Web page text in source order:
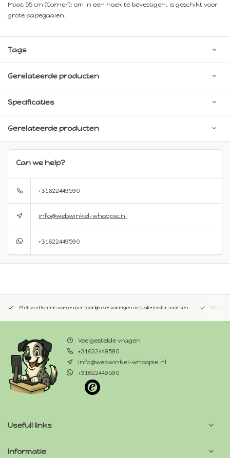
Maat 55 cm (Corner): om in een hoek te bevestigen, is geschikt voor
grote papegaaien.
Tags
Gerelateerde producten
Specificaties
Gerelateerde producten
Can we help?
+31622449590
info@webwinkel-whoopie.nl
+31622449590
Met veel kennis van en persoonlijke ervaringen met allerlei diersoorten. Altijd
Veelgestelde vragen
+31622449590
info@webwinkel-whoopie.nl
+31622449590
Usefull links
Informatie